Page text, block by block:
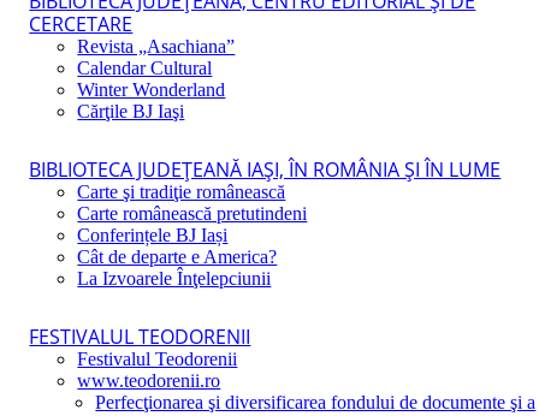
CERCETARE
Revista „Asachiana”
Calendar Cultural
Winter Wonderland
Cărţile BJ Iaşi
BIBLIOTECA JUDEŢEANĂ IAŞI, ÎN ROMÂNIA ŞI ÎN LUME
Carte şi tradiţie românească
Carte românească pretutindeni
Conferințele BJ Iași
Cât de departe e America?
La Izvoarele Înţelepciunii
FESTIVALUL TEODORENII
Festivalul Teodorenii
www.teodorenii.ro
Perfecţionarea şi diversificarea fondului de documente şi a